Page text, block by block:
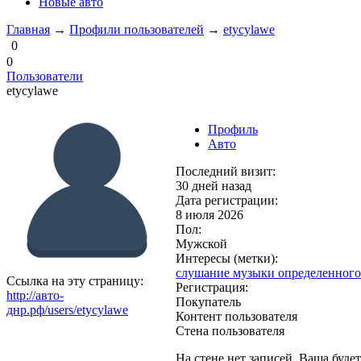
Главная → Профили пользователей → etycylawe
0
0
Пользователи
etycylawe
Ссылка на эту страницу:
http://авто-
днр.рф/users/etycylawe
Профиль
Авто
Последний визит:
30 дней назад
Дата регистрации:
8 июля 2026
Пол:
Мужской
Интересы (метки):
слушание музыки
Регистрация:
Покупатель
Контент пользователя
Стена пользователя
На стене нет записей. Ваша